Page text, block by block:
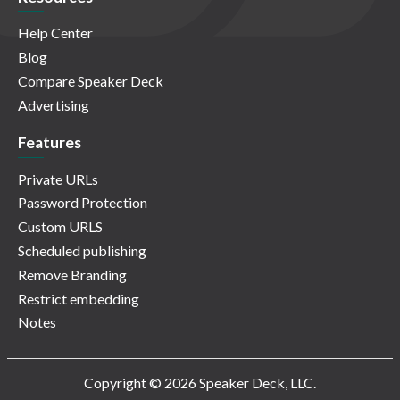
Help Center
Blog
Compare Speaker Deck
Advertising
Features
Private URLs
Password Protection
Custom URLS
Scheduled publishing
Remove Branding
Restrict embedding
Notes
Copyright © 2026 Speaker Deck, LLC.